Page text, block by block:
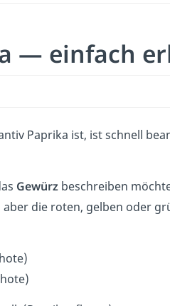
— einfach
Paprika ist, ist schnell
Gewürzbeschreiben
die roten, gelben oder